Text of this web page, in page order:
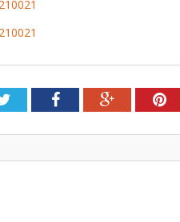
TwitterFacebookGoogle+